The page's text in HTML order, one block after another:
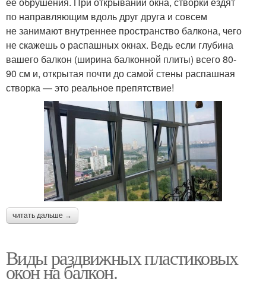
по направляющим вдоль друг друга и совсем
не занимают внутреннее пространство балкона, чего
не скажешь о распашных окнах. Ведь если глубина
вашего балкон (ширина балконной плиты) всего 80-
90 см и, открытая почти до самой стены распашная
створка — это реальное препятствие!
читать дальше →
Виды раздвижных пластиковых
окон на балкон.